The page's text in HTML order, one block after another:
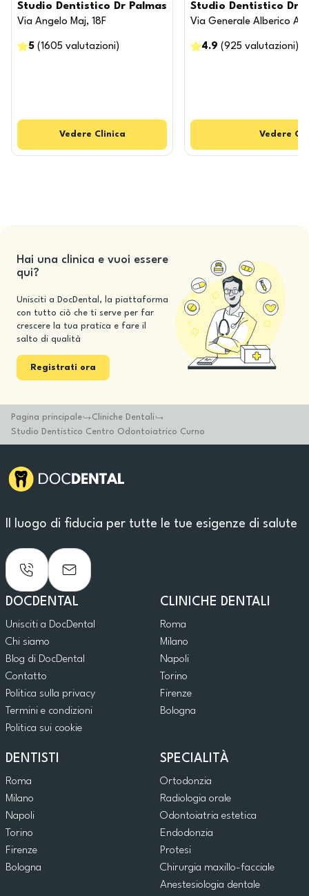
Studio Dentistico Dr Palmas
Via Angelo Maj, 18F
5 (1605 valutazioni )
Vedere Clinica
Studio Dentistico
Via Generale Alberico
4.9 (925 valutazioni )
Vedere
Hai una clinica e vuoi essere
qui?
Unisciti a DocDental, la piattaforma
con tutto ciò che ti serve per far
crescere la tua pratica e fare il
salto di qualità
Registrati ora
Pagina principale
Cliniche Dentali
Studio Dentistico Centro Odontoiatrico Curno
Il luogo di fiducia per tutte le tue esigenze di salute
DOCDENTAL
Unisciti a DocDental
Chi siamo
Blog di DocDental
Contatto
Politica sulla privacy
Termini e condizioni
Politica sui cookie
CLINICHE DENTALI
Roma
Milano
Napoli
Torino
Firenze
Bologna
DENTISTI
Roma
Milano
Napoli
Torino
Firenze
Bologna
SPECIALITÀ
Ortodonzia
Radiologia orale
Odontoiatria estetica
Endodonzia
Protesi
Chirurgia maxillo-facciale
Anestesiologia dentale